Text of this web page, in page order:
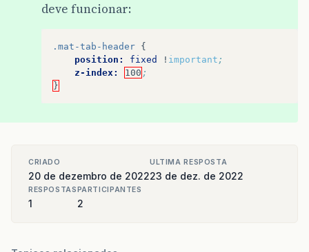
deve funcionar:
.mat-tab-header {
position:
fixed ! important ;
z-index:
100 ;
}
CRIADO
20 de dezembro de 2022
ULTIMA RESPOSTA
23 de dez. de 2022
RESPOSTAS
1
PARTICIPANTES
2